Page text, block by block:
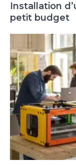
Installation
petit budget